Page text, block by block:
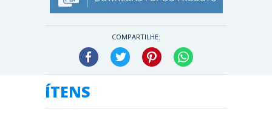
COMPARTILHE:
Facebook Twitter Pinterest
ÍTENS